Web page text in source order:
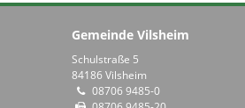
Gemeinde Vilsheim
Schulstraße 5
84186 Vilsheim
08706 9485-0